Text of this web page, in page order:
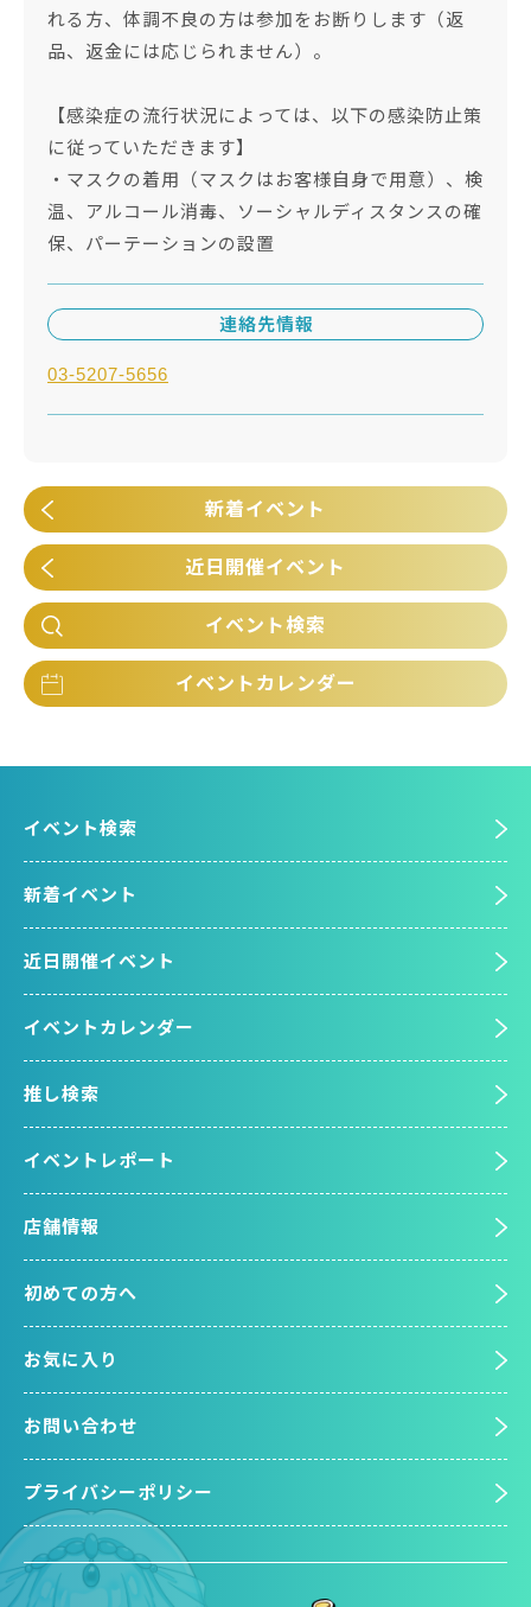
れる方、体調不良の方は参加をお断りします（返
品、返金には応じられません）。
【感染症の流行状況によっては、以下の感染防止策
に従っていただきます】
・マスクの着用（マスクはお客様自身で用意）、検
温、アルコール消毒、ソーシャルディスタンスの確
保、パーテーションの設置
連絡先情報
03-5207-5656
新着イベント
近日開催イベント
イベント検索
イベントカレンダー
イベント検索
新着イベント
近日開催イベント
イベントカレンダー
推し検索
イベントレポート
店舗情報
初めての方へ
お気に入り
お問い合わせ
プライバシーポリシー